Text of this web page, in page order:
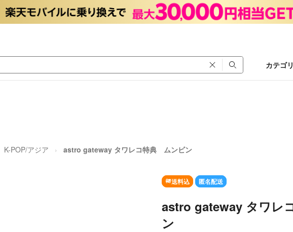
カテゴ
K-POP/アジア astro gateway タワレコ特典 ムンビン
送料込 匿名配送
astro gateway タワレ
ン